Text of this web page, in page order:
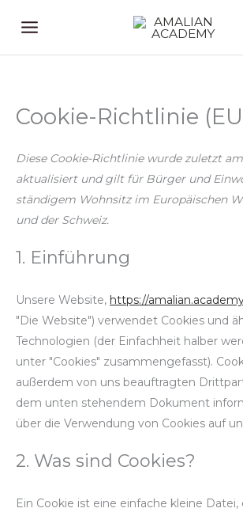
Inhalt
springen
Cookie-Richtlinie
Diese Cookie-Richtlinie wurde zuletzt
aktualisiert und gilt für Bürger und
ständigem Wohnsitz im Europäischen
und der Schweiz.
1. Einführung
Unsere Website, https://
"Die Website") verwendet Cookies und
Technologien (der Einfachheit halber
unter "Cookies" zusammengefasst).
außerdem von uns beauftragten
dem unten stehendem Dokument
über die Verwendung von Cookies auf
2. Was sind Cookies?
Ein Cookie ist eine einfache kleine